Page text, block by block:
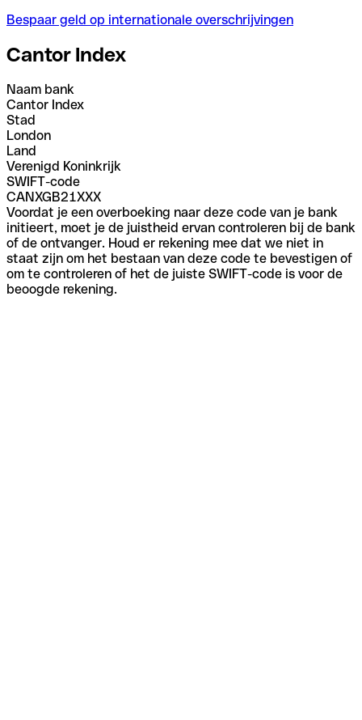
Bespaar geld op internationale overschrijvingen
Cantor Index
Naam bank
Cantor Index
Stad
London
Land
Verenigd Koninkrijk
SWIFT-code
CANXGB21XXX
Voordat je een overboeking naar deze code van je bank
initieert, moet je de juistheid ervan controleren bij de bank
of de ontvanger. Houd er rekening mee dat we niet in
staat zijn om het bestaan van deze code te bevestigen of
om te controleren of het de juiste SWIFT-code is voor de
beoogde rekening.